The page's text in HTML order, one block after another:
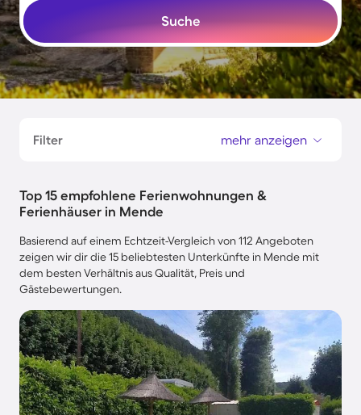
Suche
Filter mehr anzeigen
Top 15 empfohlene Ferienwohnungen &
Ferienhäuser in Mende
Basierend auf einem Echtzeit-Vergleich von 112 Angeboten
zeigen wir dir die 15 beliebtesten Unterkünfte in Mende mit
dem besten Verhältnis aus Qualität, Preis und
Gästebewertungen.